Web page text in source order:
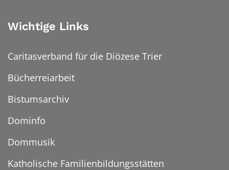
Wichtige Links
Caritasverband für die Diözese Trier
Bücherreiarbeit
Bistumsarchiv
Dominfo
Dommusik
Katholische Familienbildungsstätten